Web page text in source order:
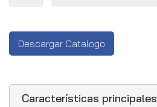
Descargar Catalogo
Características principales